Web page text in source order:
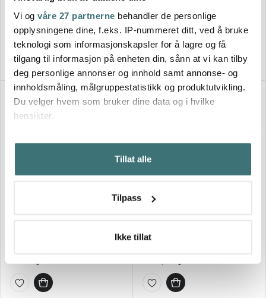
Vi og våre 27 partnerne behandler de personlige
opplysningene dine, f.eks. IP-nummeret ditt, ved å bruke
teknologi som informasjonskapsler for å lagre og få
tilgang til informasjon på enheten din, sånn at vi kan tilby
deg personlige annonser og innhold samt annonse- og
innholdsmåling, målgruppestatistikk og produktutvikling.
Du velger hvem som bruker dine data og i hvilke
hensikter.
Hvis du gir oss lov, vil vi også gjerne:
Innhente informasjon om den geografiske
beliggenheten din, som kan være nøyaktig innenfor
Identifisere enheten din ved å aktivt skanne den for
kan du lese om hvordan dine personlige
brukes. Du kan hele tiden endre eller trekke tilbake ditt
samtykke fra erklæringen om informasjonskapsler.
Tillat alle
Tilpass
Ikke tillat
159 kr
På lager På lager
35%
Culimat